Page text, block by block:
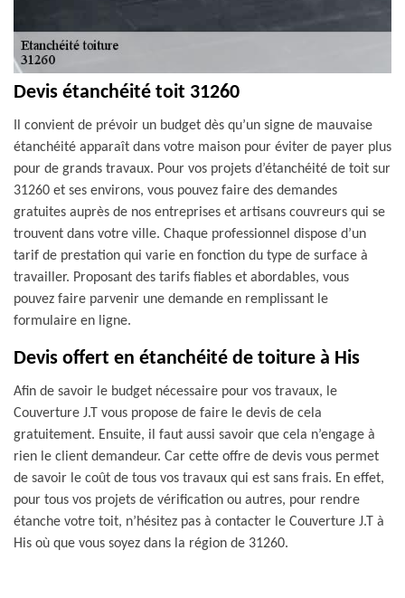
Devis étanchéité toit 31260
Il convient de prévoir un budget dès qu’un signe de mauvaise
étanchéité apparaît dans votre maison pour éviter de payer plus
pour de grands travaux. Pour vos projets d’étanchéité de toit sur
31260 et ses environs, vous pouvez faire des demandes
gratuites auprès de nos entreprises et artisans couvreurs qui se
trouvent dans votre ville. Chaque professionnel dispose d’un
tarif de prestation qui varie en fonction du type de surface à
travailler. Proposant des tarifs fiables et abordables, vous
pouvez faire parvenir une demande en remplissant le
formulaire en ligne.
Devis offert en étanchéité de toiture à His
Afin de savoir le budget nécessaire pour vos travaux, le
Couverture J.T vous propose de faire le devis de cela
gratuitement. Ensuite, il faut aussi savoir que cela n’engage à
rien le client demandeur. Car cette offre de devis vous permet
de savoir le coût de tous vos travaux qui est sans frais. En effet,
pour tous vos projets de vérification ou autres, pour rendre
étanche votre toit, n’hésitez pas à contacter le Couverture J.T à
His où que vous soyez dans la région de 31260.